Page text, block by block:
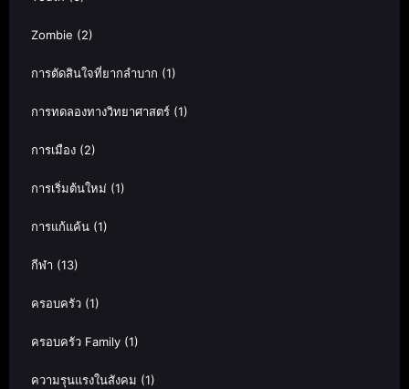
Zombie (2)
การตัดสินใจที่ยากลำบาก (1)
การทดลองทางวิทยาศาสตร์ (1)
การเมือง (2)
การเริ่มต้นใหม่ (1)
การแก้แค้น (1)
กีฬา (13)
ครอบครัว (1)
ครอบครัว Family (1)
ความรุนแรงในสังคม (1)